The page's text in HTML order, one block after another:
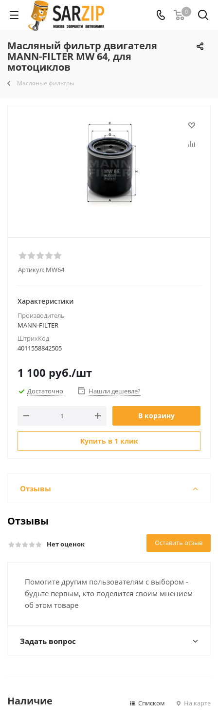
0
Масляный фильтр двигателя
MANN-FILTER MW 64, для
мотоциклов
Масляные фильтры
Артикул: MW64
Характеристики
Производитель
MANN-FILTER
ШтрихКод
4011558842505
1 100 руб./шт
Достаточно Нашли дешевле?
В корзину
Купить в 1 клик
Отзывы
Отзывы
Нет оценок Оставить отзыв
Помогите другим пользователям с выбором -
будьте первым, кто поделится своим мнением
об этом товаре
Задать вопрос
Наличие Списком На карте